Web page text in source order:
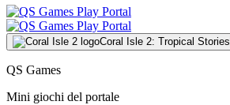
Coral Isle 2: Tropical Stories
QS Games
Mini giochi del portale